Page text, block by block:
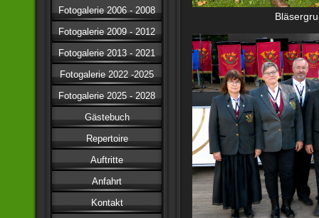
Fotogalerie 2006 - 2008
Fotogalerie 2009 - 2012
Fotogalerie 2013 - 2021
Fotogalerie 2022 -2025
Fotogalerie 2025 - 2028
Gästebuch
Repertoire
Auftritte
Anfahrt
Kontakt
Bläsergruppe